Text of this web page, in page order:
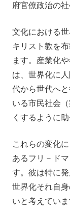
府官僚政治の
文化における
キリスト教を
ます。産業化
は、世界化に
代から世代へ
いる市民社会
くするように
これらの変化
あるフリ－ド
す。彼は特に
世界化それ自
いと考えてい